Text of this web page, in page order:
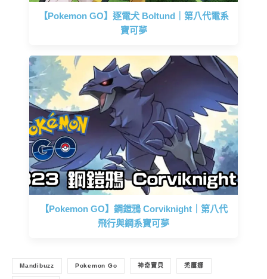
【Pokemon GO】逐電犬 Boltund｜第八代電系
寶可夢
【Pokemon GO】鋼鎧鴉 Corviknight｜第八代
飛行與鋼系寶可夢
Mandibuzz Pokemon Go 神奇寶貝 禿鷹娜